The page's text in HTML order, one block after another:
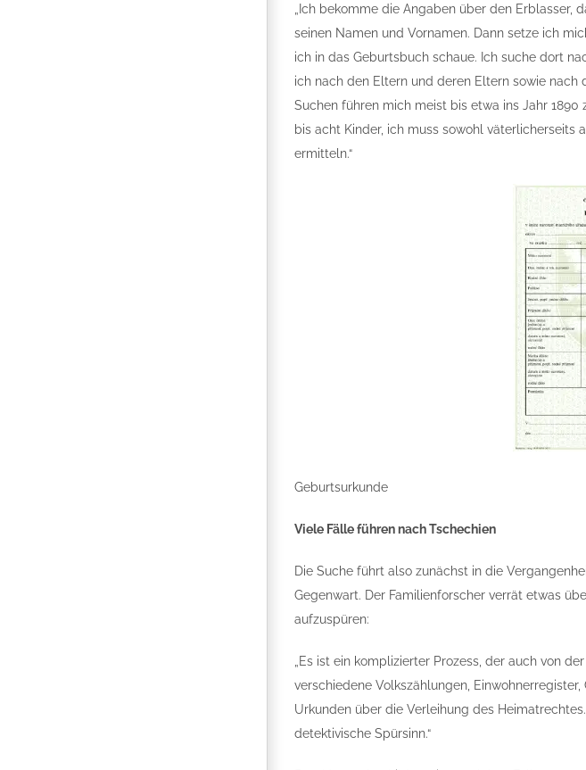
„Ich bekomme die Angaben über den
seinen Namen und Vornamen. Dann setze ich
ich in das Geburtsbuch schaue. Ich suche dort
ich nach den Eltern und deren Eltern sowie nach
Suchen führen mich meist bis etwa ins Jahr
bis acht Kinder, ich muss sowohl
ermitteln.“
Geburtsurkunde
Viele Fälle führen nach Tschechien
Die Suche führt also zunächst in die
Gegenwart. Der Familienforscher verrät etwas
aufzuspüren:
„Es ist ein komplizierter Prozess, der auch von
verschiedene Volkszählungen,
Urkunden über die Verleihung des
detektivische Spürsinn.“